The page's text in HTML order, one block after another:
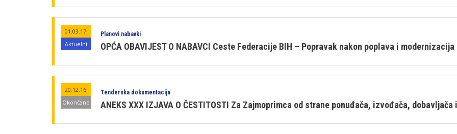
01.03.17.
Aktuelni
Planovi nabavki
OPĆA OBAVIJEST O NABAVCI Ceste Federacije BIH – Popravak nakon poplava i
20.12.16.
Okončano
Tenderska dokumentacija
ANEKS XXX IZJAVA O ČESTITOSTI Za Zajmoprimca od strane ponuđača, izvođača,